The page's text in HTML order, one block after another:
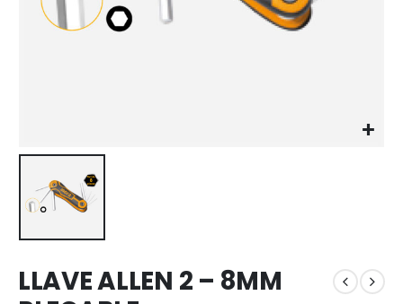
LLAVE ALLEN 2 – 8MM